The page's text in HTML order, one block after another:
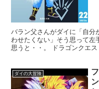
バラン父さんがダイに「自分
わせたくない」そう思って左
思うと・・。 ドラゴンクエ
ダイの大冒険